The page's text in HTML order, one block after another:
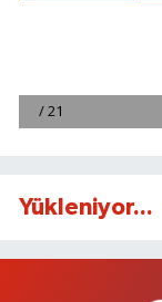
Yükleniyor...